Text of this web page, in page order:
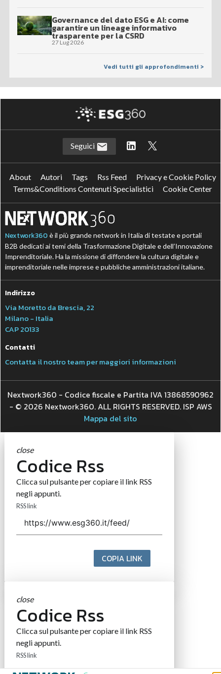
Governance del dato ESG e AI: come
garantire un lineage informativo
trasparente per la CSRD
27 Lug 2026
Vedi tutti gli approfondimenti >
Seguici
About Autori Tags Rss Feed
Privacy e Cookie Policy
Terms&Conditions Contenuti Specialistici
Cookie Center
Nextwork360 è il più grande network in Italia di testate e portali
B2B dedicati ai temi della Trasformazione Digitale e dell’Innovazione
Imprenditoriale. Ha la missione di diffondere la cultura digitale e
imprenditoriale nelle imprese e pubbliche amministrazioni italiane.
Indirizzo
Via Moretto da Brescia, 22
Milano - Italia
CAP 20133
Contatti
Contatta il nostro team per maggiori informazioni
Nextwork360 - Codice fiscale e Partita IVA 13868590962
- © 2026 Nextwork360. ALL RIGHTS RESERVED. ISP AWS
Mappa del sito
close
Codice Rss
Clicca sul pulsante per copiare il link RSS
negli appunti.
RSS link
COPIA LINK
close
Codice Rss
Clicca sul pulsante per copiare il link RSS
negli appunti.
RSS link